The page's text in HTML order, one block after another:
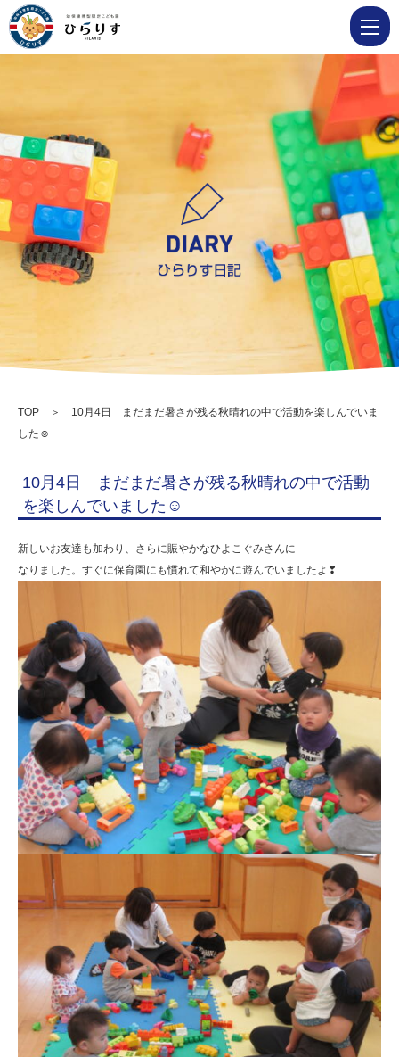
月
ま
だ
ま
だ
暑
さ
残
る
晴
の
活
動
を
楽
し
ん
で
い
ま
し
た
|
学
校
法
人
明
TOP ＞ 10月4日 まだまだ暑さが残る秋晴れの中で活動を楽しんでいま
した☺
10月4日 まだまだ暑さが残る秋晴れの中で活動
を楽しんでいました☺
新しいお友達も加わり、さらに賑やかなひよこぐみさんに
なりました。すぐに保育園にも慣れて和やかに遊んでいましたよ❣